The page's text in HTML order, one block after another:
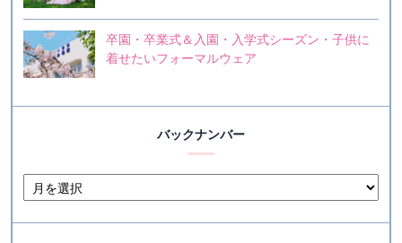
卒園・卒業式＆入園・入学式シーズン・子供に
着せたいフォーマルウェア
バックナンバー